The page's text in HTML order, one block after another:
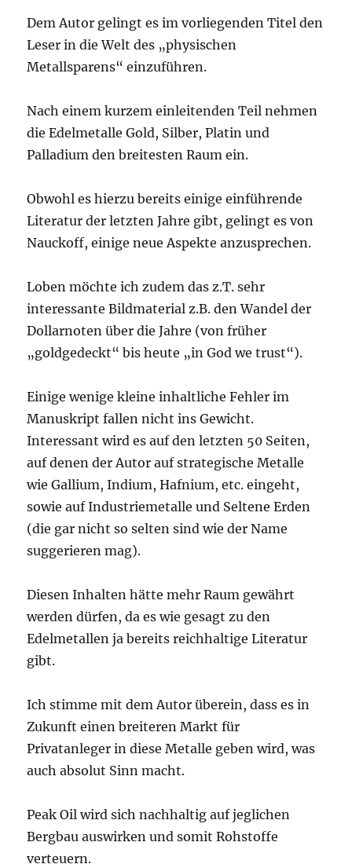
Dem Autor gelingt es im vorliegenden Titel den
Leser in die Welt des „physischen
Metallsparens“ einzuführen.
Nach einem kurzem einleitenden Teil nehmen
die Edelmetalle Gold, Silber, Platin und
Palladium den breitesten Raum ein.
Obwohl es hierzu bereits einige einführende
Literatur der letzten Jahre gibt, gelingt es von
Nauckoff, einige neue Aspekte anzusprechen.
Loben möchte ich zudem das z.T. sehr
interessante Bildmaterial z.B. den Wandel der
Dollarnoten über die Jahre (von früher
„goldgedeckt“ bis heute „in God we trust“).
Einige wenige kleine inhaltliche Fehler im
Manuskript fallen nicht ins Gewicht.
Interessant wird es auf den letzten 50 Seiten,
auf denen der Autor auf strategische Metalle
wie Gallium, Indium, Hafnium, etc. eingeht,
sowie auf Industriemetalle und Seltene Erden
(die gar nicht so selten sind wie der Name
suggerieren mag).
Diesen Inhalten hätte mehr Raum gewährt
werden dürfen, da es wie gesagt zu den
Edelmetallen ja bereits reichhaltige Literatur
gibt.
Ich stimme mit dem Autor überein, dass es in
Zukunft einen breiteren Markt für
Privatanleger in diese Metalle geben wird, was
auch absolut Sinn macht.
Peak Oil wird sich nachhaltig auf jeglichen
Bergbau auswirken und somit Rohstoffe
verteuern.